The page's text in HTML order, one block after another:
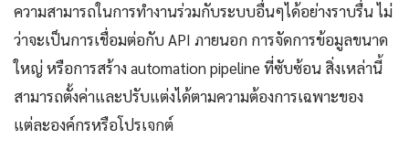
ความสามารถในการทำงานร่วมกับระบบอื่นๆได้อย่างราบรื่น ไม่
ว่าจะเป็นการเชื่อมต่อกับ API ภายนอก การจัดการข้อมูลขนาด
ใหญ่ หรือการสร้าง automation pipeline ที่ซับซ้อน สิ่งเหล่านี้
สามารถตั้งค่าและปรับแต่งได้ตามความต้องการเฉพาะของ
แต่ละองค์กรหรือโปรเจกต์